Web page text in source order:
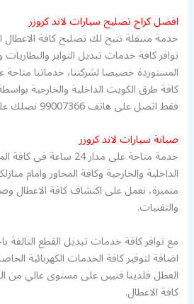
افضل كراح تصليح سيارات لاند كروزر
خدمة متنقلة تتيح لك تصليح كافة الاعطال
توافر كافة خدمات تبديل التواير
كافة طرق الكويت الداخلية والخارجية
فقط اتصل على هاتف 99007366 نصلك علة الفور.
صيانة سيارات لاند كروزر
خدمة متاحة على مدار 24
الداخلية والخارجية وكافة المحاور وامام
متميزة، نعمل على اكتشاف كافة الاعطال
والتقنيات.
مع توافر كافة خدمات تبديل القطع التالفة
اضافة لتوفير كافة الخدمات الكهربائية
العطل فلدينا فنيين على مستوى عالي من
كافة الاعطال.